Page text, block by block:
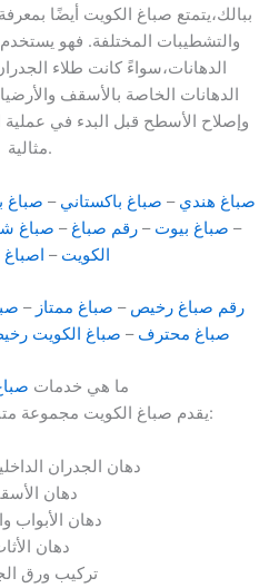
ببالك،يتمتع صباغ الكويت أيضًا
والتشطيبات المختلفة. فهو
الدهانات،سواءً كانت طلاء
الدهانات الخاصة بالأسقف
وإصلاح الأسطح قبل البدء في عملية
مثالية.
صباغ هندي – صباغ باكستاني – صباغ
– صباغ بيوت –رقم صباغ – صباغ
الكويت –
رقم صباغ رخيص – صباغ ممتاز –
صباغ محترف – صباغ الكويت
ما هي خدمات
يقدم صباغ الكويت مجموعة متنوعة من الخدمات منها:
دهان الجدران
دهان
دهان الأبواب
دهان
تركيب ورق